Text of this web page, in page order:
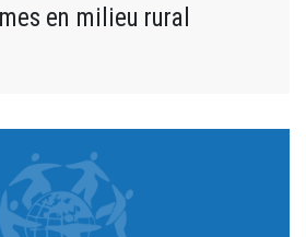
en milieu rural